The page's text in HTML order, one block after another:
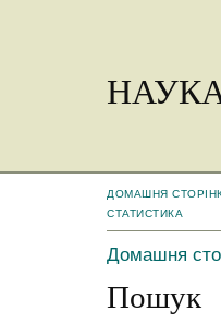
ДОМАШНЯ
СТАТИСТИКА
Домашня
Пошук